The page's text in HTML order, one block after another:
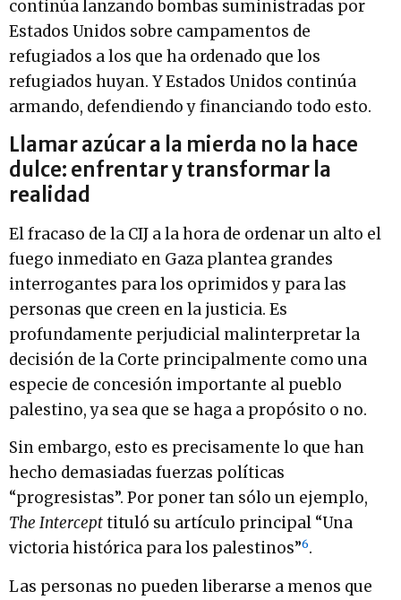
continúa lanzando bombas suministradas por
Estados Unidos sobre campamentos de
refugiados a los que ha ordenado que los
refugiados huyan. Y Estados Unidos continúa
armando, defendiendo y financiando todo esto.
Llamar azúcar a la mierda no la hace
dulce: enfrentar y transformar la
realidad
El fracaso de la CIJ a la hora de ordenar un alto el
fuego inmediato en Gaza plantea grandes
interrogantes para los oprimidos y para las
personas que creen en la justicia. Es
profundamente perjudicial malinterpretar la
decisión de la Corte principalmente como una
especie de concesión importante al pueblo
palestino, ya sea que se haga a propósito o no.
Sin embargo, esto es precisamente lo que han
hecho demasiadas fuerzas políticas
“progresistas”. Por poner tan sólo un ejemplo,
The Intercepttituló su artículo principal “Una
victoria histórica para los palestinos”6.
Las personas no pueden liberarse a menos que